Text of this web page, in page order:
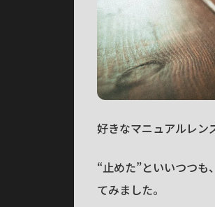
好きなマニュアルレン
“止めた”といいつつ
てみました。